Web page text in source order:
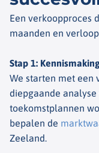
Een verkoopproces
maanden en
Stap 1:
We starten met een
diepgaande
toekomstplannen
bepalen de
Zeeland.